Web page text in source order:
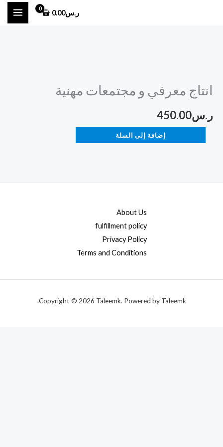
ر.س0.00
انتاج معرفي و مجتمعات مهنية
ر.س450.00
معرفي
مجتمعات
مهنية
إضافة إلى السلة
About Us
fulfillment policy
Privacy Policy
Terms and Conditions
Copyright © 2026 Taleemk. Powered by Taleemk.